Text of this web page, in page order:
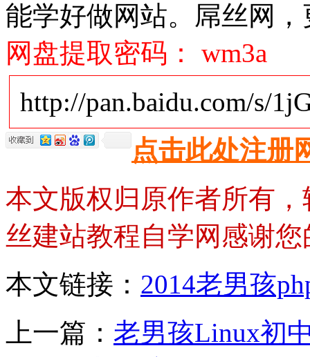
能学好做网站。屌丝网
网盘提取密码： wm3a
http://pan.baidu.com/s/
点击此处注册
本文版权归原作者所有
丝建站教程自学网感谢
本文链接： 2014老男孩
上一篇： 老男孩Linux初